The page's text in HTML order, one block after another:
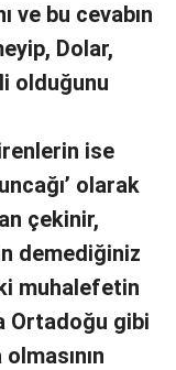
ve bu cevabın
Dolar,
olduğunu
ise
olarak
çekinir,
demediğiniz
muhalefetin
Ortadoğu gibi